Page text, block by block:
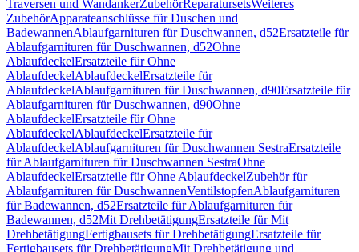
Traversen und WandankerZubehörReparatursetsWeiteres
ZubehörApparateanschlüsse für Duschen und
BadewannenAblaufgarnituren für Duschwannen, d52Ersatzteile für
Ablaufgarnituren für Duschwannen, d52Ohne
AblaufdeckelErsatzteile für Ohne
AblaufdeckelAblaufdeckelErsatzteile für
AblaufdeckelAblaufgarnituren für Duschwannen, d90Ersatzteile für
Ablaufgarnituren für Duschwannen, d90Ohne
AblaufdeckelErsatzteile für Ohne
AblaufdeckelAblaufdeckelErsatzteile für
AblaufdeckelAblaufgarnituren für Duschwannen SestraErsatzteile
für Ablaufgarnituren für Duschwannen SestraOhne
AblaufdeckelErsatzteile für Ohne AblaufdeckelZubehör für
Ablaufgarnituren für DuschwannenVentilstopfenAblaufgarnituren
für Badewannen, d52Ersatzteile für Ablaufgarnituren für
Badewannen, d52Mit DrehbetätigungErsatzteile für Mit
DrehbetätigungFertigbausets für DrehbetätigungErsatzteile für
Fertigbausets für DrehbetätigungMit Drehbetätigung und